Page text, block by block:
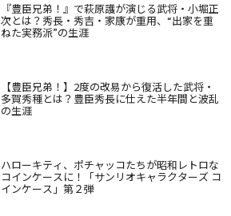
『豊臣兄弟！』で萩原護が演じる武将・小堀正
次とは？秀長・秀吉・家康が重用、“出家を重
ねた実務派”の生涯
【豊臣兄弟！】2度の改易から復活した武将・
多賀秀種とは？豊臣秀長に仕えた半年間と波乱
の生涯
ハローキティ、ポチャッコたちが昭和レトロな
コインケースに！「サンリオキャラクターズ コ
インケース」第２弾